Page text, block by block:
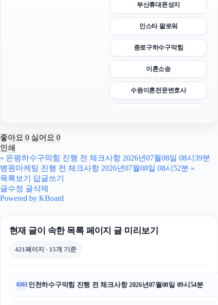
부산휴대폰성지
인스타 팔로워
종로구하수구막힘
이혼소송
수원이혼전문변호사
울산이혼전문변호사
서초음주운전변호사
좋아요 0 싫어요 0
인쇄
« 은평하수구막힘 진행 전 체크사항 2026년07월08일 08시39분
병원마케팅 진행 전 체크사항 2026년07월08일 08시52분 »
목록보기
답글쓰기
글수정 글삭제
Powered by KBoard
현재 글이 속한 목록 페이지 글 미리보기
421페이지 · 15개 기준
6301인천하수구막힘 진행 전 체크사항 2026년07월08일 09시54분